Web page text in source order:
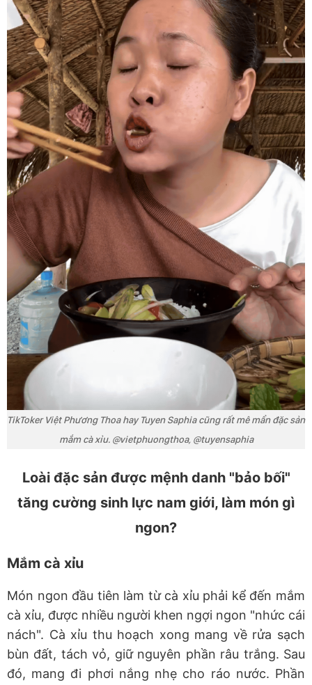
TikToker Việt Phương Thoa hay Tuyen Saphia cũng rất mê mẩn đặc sản
mắm cà xỉu. @vietphuongthoa, @tuyensaphia
Loài đặc sản được mệnh danh "bảo bối"
tăng cường sinh lực nam giới, làm món gì
ngon?
Mắm cà xỉu
Món ngon đầu tiên làm từ cà xỉu phải kể đến mắm
cà xỉu, được nhiều người khen ngợi ngon "nhức cái
nách". Cà xỉu thu hoạch xong mang về rửa sạch
bùn đất, tách vỏ, giữ nguyên phần râu trắng. Sau
đó, mang đi phơi nắng nhẹ cho ráo nước. Phần